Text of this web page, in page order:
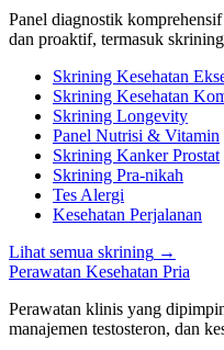
Panel diagnostik
dan proaktif, termasuk
Skrining Kesehatan
Skrining Kesehatan
Skrining Longevity
Panel Nutrisi & Vitamin
Skrining Kanker Prostat
Skrining Pra-nikah
Tes Alergi
Kesehatan Perjalanan
Lihat semua skrining →
Perawatan Kesehatan Pria
Perawatan klinis yang
manajemen testosteron, dan